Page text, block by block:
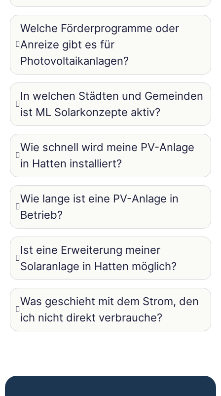
Welche Förderprogramme oder
Anreize gibt es für
Photovoltaikanlagen?
In welchen Städten und Gemeinden
ist ML Solarkonzepte aktiv?
Wie schnell wird meine PV-Anlage
in Hatten installiert?
Wie lange ist eine PV-Anlage in
Betrieb?
Ist eine Erweiterung meiner
Solaranlage in Hatten möglich?
Was geschieht mit dem Strom, den
ich nicht direkt verbrauche?